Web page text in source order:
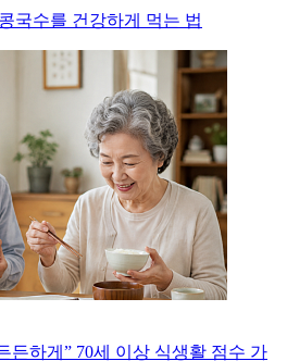
국수를 건강하게 먹는 법
든하게” 70세 이상 식생활 점수 가